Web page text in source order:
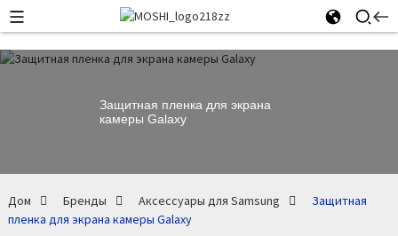
Защитная пленка для экрана
камеры Galaxy
Дом Бренды Аксессуары для Samsung
Защитная
пленка для экрана камеры Galaxy